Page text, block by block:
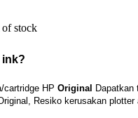
stock
ink?
cartridge HP Original
Resiko kerusakan plotter